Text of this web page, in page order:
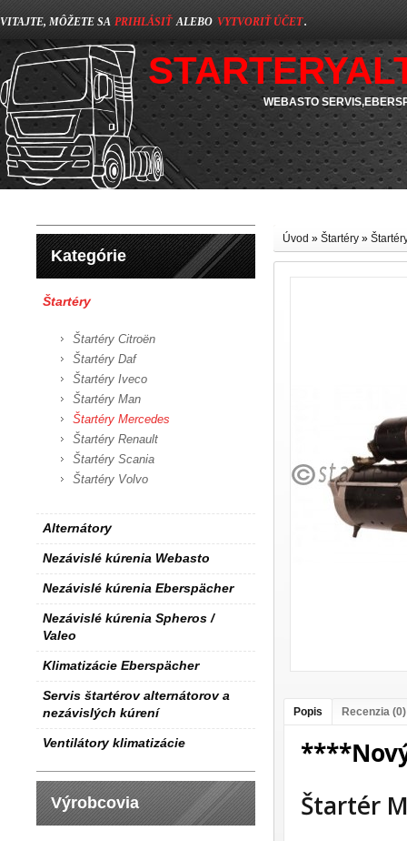
VITAJTE, MÔŽETE SA PRIHLÁSIŤ ALEBO VYTVORIŤ ÚČET.
WEBASTO
Kategórie
Štartéry
Štartéry Citroën
Štartéry Daf
Štartéry Iveco
Štartéry Man
Štartéry Mercedes
Štartéry Renault
Štartéry Scania
Štartéry Volvo
Alternátory
Nezávislé kúrenia Webasto
Nezávislé kúrenia Eberspächer
Nezávislé kúrenia Spheros /
Valeo
Klimatizácie Eberspächer
Servis štartérov alternátorov a
nezávislých kúrení
Ventilátory klimatizácie
Výrobcovia
Úvod » Štartéry »
Popis Recenzia (0)
Štartér